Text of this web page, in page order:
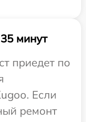
минут
приедет по
Если
ремонт